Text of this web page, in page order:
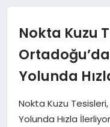
GÜNDEM
MAGAZIN
Nokta Kuzu
Yolunda
Nokta Kuzu
Yolunda Hızla